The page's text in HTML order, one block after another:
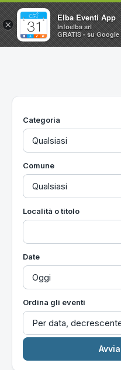
Home
Utilità
Categoria
Comune
Località o titolo
Date
Ordina gli eventi
×
Elba Eventi App
Infoelba srl
GRATIS - su Google